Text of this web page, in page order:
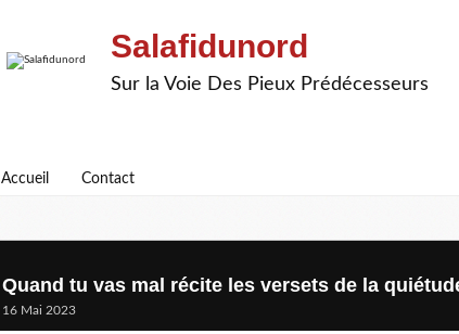
Salafidunord
Sur la Voie Des Pieux Prédécesseurs
Accueil Contact
Quand tu vas mal récite les versets de la
16 Mai 2023